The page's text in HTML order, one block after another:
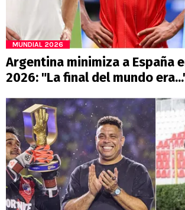
MUNDIAL 2026
Argentina minimiza a España
2026: "La final del mundo